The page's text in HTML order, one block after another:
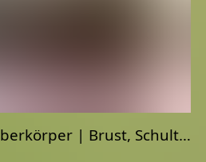
30min für den Oberkörper | Brust, Schultern, Rücken